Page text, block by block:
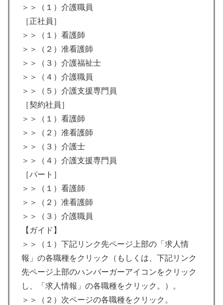
＞＞（１）介護職員
［正社員］
＞＞（１）看護師
＞＞（２）准看護師
＞＞（３）介護福祉士
＞＞（４）介護職員
＞＞（５）介護支援専門員
［契約社員］
＞＞（１）看護師
＞＞（２）准看護師
＞＞（３）介護士
＞＞（４）介護支援専門員
［パート］
＞＞（１）看護師
＞＞（２）准看護師
＞＞（３）介護職員
【ガイド】
＞＞（１）下記リンク先ページ上部の「求人情
報」の各職種をクリック（もしくは、下記リンク
先ページ上部のハンバーガーアイコンをクリック
し、「求人情報」の各職種をクリック。）。
＞＞（２）次ページの各職種をクリック。